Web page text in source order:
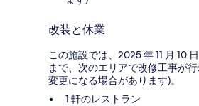
改装と休業
この施設では、2025 年 11 月 10
まで、次のエリアで改修工事が
変更になる場合があります)。
1 軒のレストラン